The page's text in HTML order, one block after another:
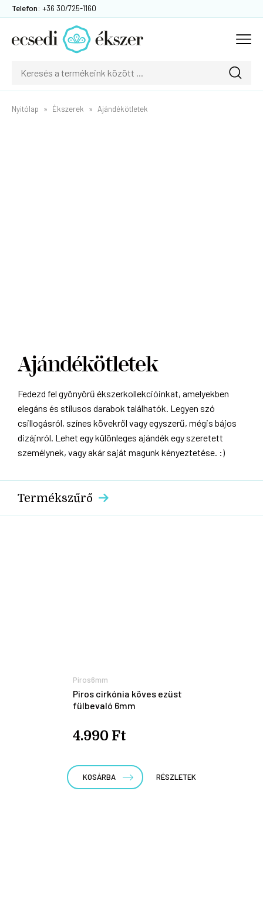
Telefon: +36 30/725-1160
Nyitólap Ékszerek Ajándékötletek
Ajándékötletek
Fedezd fel gyönyörű ékszerkollekcióinkat, amelyekben
elegáns és stílusos darabok találhatók. Legyen szó
csillogásról, színes kövekről vagy egyszerű, mégis bájos
dizájnról. Lehet egy különleges ajándék egy szeretett
személynek, vagy akár saját magunk kényeztetése. :)
Termékszűrő
Piros6mm
Piros cirkónia köves ezüst
fülbevaló 6mm
4.990 Ft
KOSÁRBA RÉSZLETEK